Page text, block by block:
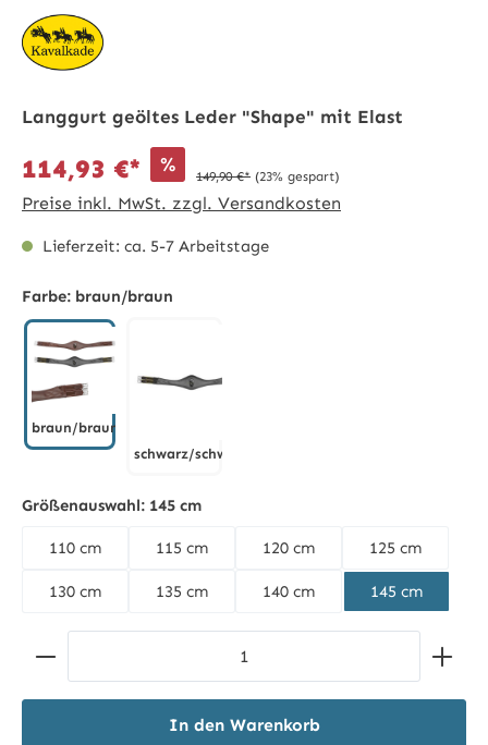
Langgurt geöltes Leder "Shape" mit Elast
114,93 €* % 149,90 €* (23% gespart)
Preise inkl. MwSt. zzgl. Versandkosten
Lieferzeit: ca. 5-7 Arbeitstage
Farbe: braun/braun
braun/braun
braun/braunschwarz/schwarz
Größenauswahl: 145 cm
110 cm 115 cm 120 cm 125 cm
130 cm 135 cm 140 cm 145 cm
Produkt Anzahl: Gib den gewünschten Wert ein
In den Warenkorb